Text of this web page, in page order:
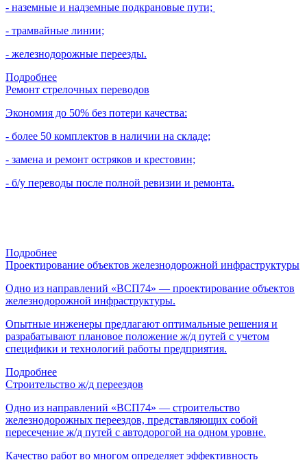
- наземные и надземные подкрановые пути;
- трамвайные линии;
- железнодорожные переезды.
Подробнее
Ремонт стрелочных переводов
Экономия до 50% без потери качества:
- более 50 комплектов в наличии на складе;
- замена и ремонт остряков и крестовин;
- б/у переводы после полной ревизии и ремонта.
Подробнее
Проектирование объектов железнодорожной инфраструктуры
Одно из направлений «ВСП74» — проектирование объектов
железнодорожной инфраструктуры.
Опытные инженеры предлагают оптимальные решения и
разрабатывают плановое положение ж/д путей с учетом
специфики и технологий работы предприятия.
Подробнее
Строительство ж/д переездов
Одно из направлений «ВСП74» — строительство
железнодорожных переездов, представляющих собой
пересечение ж/д путей с автодорогой на одном уровне.
Качество работ во многом определяет эффективность